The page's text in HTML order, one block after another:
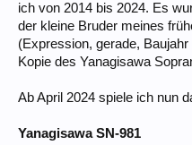
ich von 2014 bis 2024. Es
der kleine Bruder meines
(Expression, gerade,
Kopie des Yanagisawa
Ab April 2024 spiele ich nun
Yanagisawa SN-981